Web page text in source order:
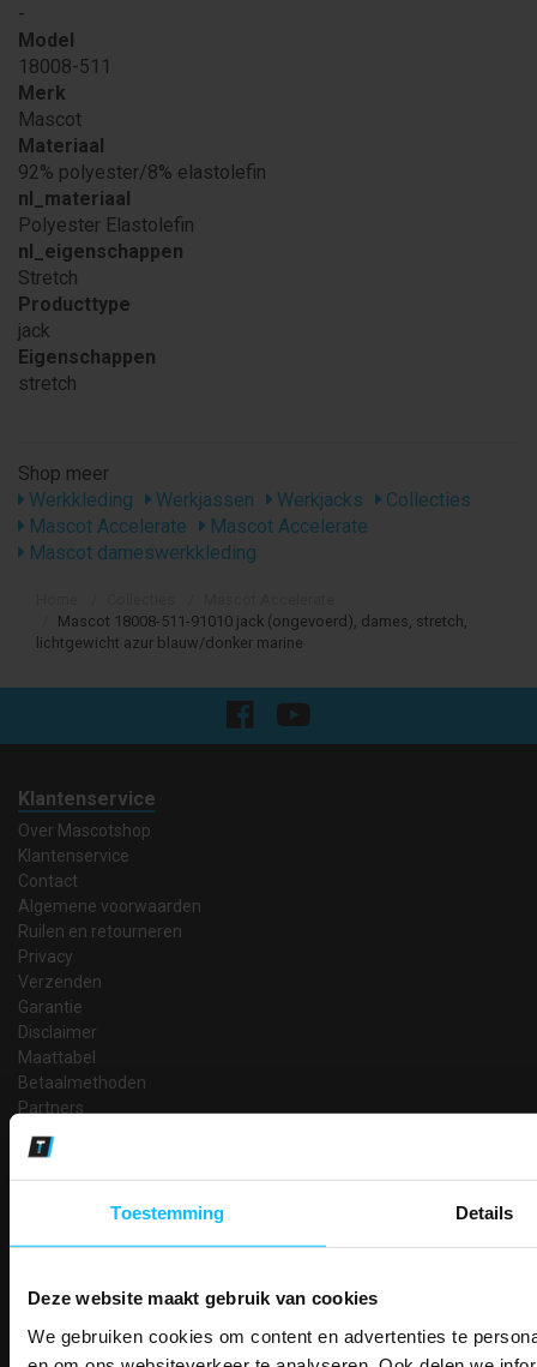
Toestemming Details
Deze website maakt gebruik van cookies
We gebruiken cookies om content en advertenties te
-
Model
18008-511
Merk
Mascot
Materiaal
92% polyester/8% elastolefin
nl_materiaal
Polyester Elastolefin
nl_eigenschappen
Stretch
Producttype
jack
Eigenschappen
stretch
Shop meer
Werkkleding
Werkjassen Werkjacks
Collecties
Mascot Accelerate
Mascot Accelerate
Mascot dameswerkkleding
Mascot 18008-511-91010 jack (ongevoerd), dames, stretch,
lichtgewicht azur blauw/donker marine
Klantenservice
Over Mascotshop
Klantenservice
Contact
Algemene voorwaarden
Ruilen en retourneren
Privacy
Verzenden
Garantie
Disclaimer
Maattabel
Betaalmethoden
Partners
Makkelijk shoppen
Gratis verzending in Nederland vanaf € 150,- excl. BTW
Bedruk- en borduurservice